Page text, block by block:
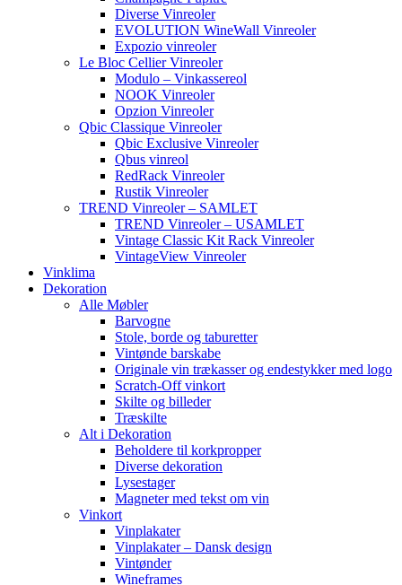
Diverse Vinreoler
EVOLUTION WineWall Vinreoler
Expozio vinreoler
Le Bloc Cellier Vinreoler
Modulo – Vinkassereol
NOOK Vinreoler
Opzion Vinreoler
Qbic Classique Vinreoler
Qbic Exclusive Vinreoler
Qbus vinreol
RedRack Vinreoler
Rustik Vinreoler
TREND Vinreoler – SAMLET
TREND Vinreoler – USAMLET
Vintage Classic Kit Rack Vinreoler
VintageView Vinreoler
Vinklima
Dekoration
Alle Møbler
Barvogne
Stole, borde og taburetter
Vintønde barskabe
Originale vin trækasser og endestykker med logo
Scratch-Off vinkort
Skilte og billeder
Træskilte
Alt i Dekoration
Beholdere til korkpropper
Diverse dekoration
Lysestager
Magneter med tekst om vin
Vinkort
Vinplakater
Vinplakater – Dansk design
Vintønder
Wineframes